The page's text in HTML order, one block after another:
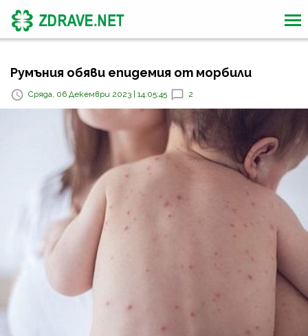
Румъния обяви епидемия от морбили
Сряда, 06 Декември 2023 | 14:05:45 2